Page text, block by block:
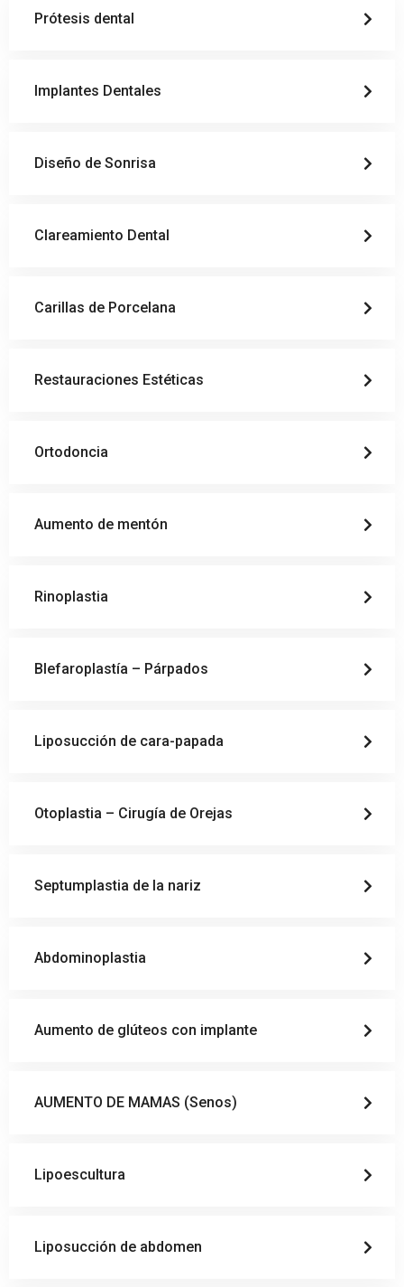
Prótesis dental
Implantes Dentales
Diseño de Sonrisa
Clareamiento Dental
Carillas de Porcelana
Restauraciones Estéticas
Ortodoncia
Aumento de mentón
Rinoplastia
Blefaroplastía – Párpados
Liposucción de cara-papada
Otoplastia – Cirugía de Orejas
Septumplastia de la nariz
Abdominoplastia
Aumento de glúteos con implante
AUMENTO DE MAMAS (Senos)
Lipoescultura
Liposucción de abdomen